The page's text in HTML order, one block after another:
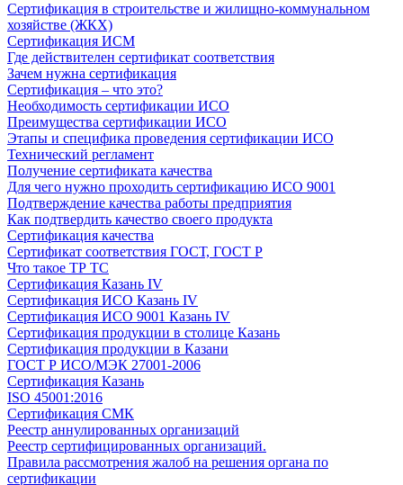
Сертификация в строительстве и жилищно-коммунальном
хозяйстве (ЖКХ)
Сертификация ИСМ
Где действителен сертификат соответствия
Зачем нужна сертификация
Сертификация – что это?
Необходимость сертификации ИСО
Преимущества сертификации ИСО
Этапы и специфика проведения сертификации ИСО
Технический регламент
Получение сертификата качества
Для чего нужно проходить сертификацию ИСО 9001
Подтверждение качества работы предприятия
Как подтвердить качество своего продукта
Сертификация качества
Сертификат соответствия ГОСТ, ГОСТ Р
Что такое ТР ТС
Сертификация Казань IV
Сертификация ИСО Казань IV
Сертификация ИСО 9001 Казань IV
Сертификация продукции в столице Казань
Сертификация продукции в Казани
ГОСТ Р ИСО/МЭК 27001-2006
Сертификация Казань
ISO 45001:2016
Сертификация СМК
Реестр аннулированных организаций
Реестр сертифицированных организаций.
Правила рассмотрения жалоб на решения органа по
сертификации